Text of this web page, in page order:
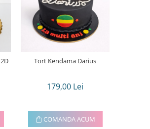
Tort Kendama Darius
179,00 Lei
COMANDA ACUM